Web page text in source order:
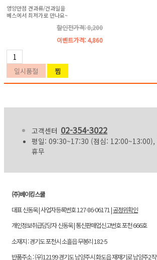
영양만점 견과류/건과일을
베스에서 최저가로 만나요~
할인전가격: 8,200
이벤트가격: 4,860
고객센터 02-354-3022
평일: 09:30~17:30 (점심: 12:00~13:00),
휴무
(주)베이킹스쿨
대표 신동욱 | 사업자등록번호 127-86-06171 |공정위확인
개인정보취급담당자 신동욱 | 통신판매업신고번호 포천 666호
소재지 : 경기도 포천시 소흘읍 무봉리 182-5
반품주소 : (우)12199 경기도 남양주시 화도읍 재재기로 남양주2